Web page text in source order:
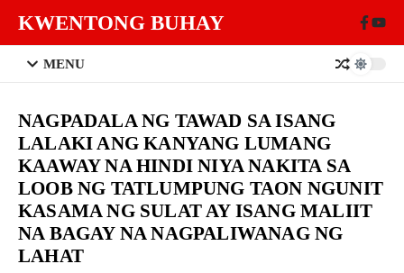
KWENTONG BUHAY
MENU
NAGPADALA NG TAWAD SA ISANG
LALAKI ANG KANYANG LUMANG
KAAWAY NA HINDI NIYA NAKITA SA
LOOB NG TATLUMPUNG TAON NGUNIT
KASAMA NG SULAT AY ISANG MALIIT
NA BAGAY NA NAGPALIWANAG NG
LAHAT